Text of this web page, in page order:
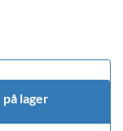
lager